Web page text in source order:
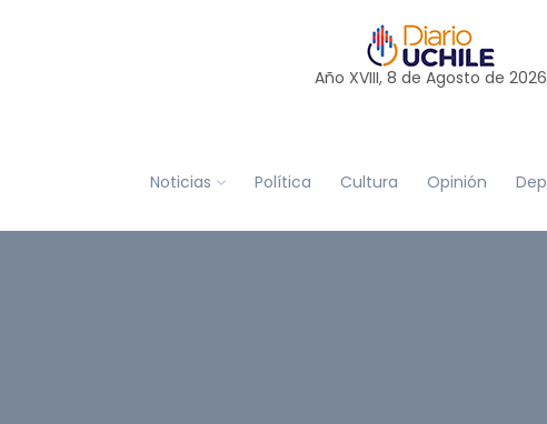
Año XVIII, 8 de Agosto de 2026
Noticias Política Cultura Opinión